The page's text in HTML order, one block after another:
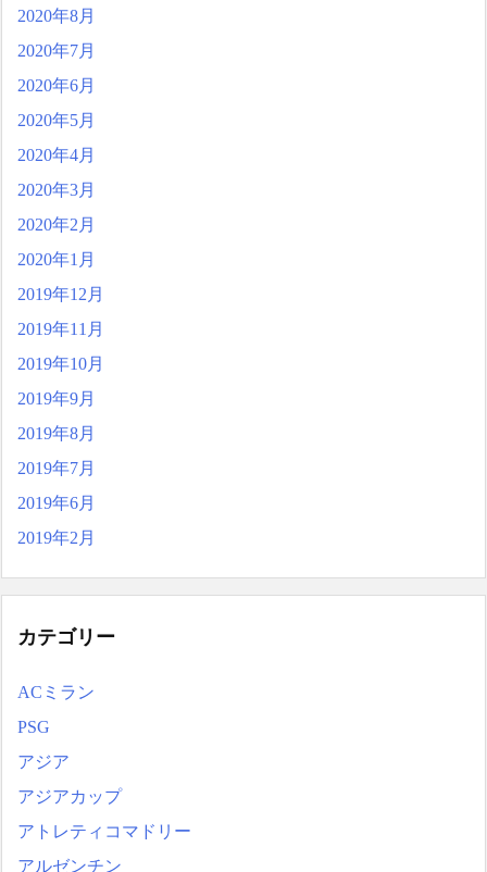
2020年8月
2020年7月
2020年6月
2020年5月
2020年4月
2020年3月
2020年2月
2020年1月
2019年12月
2019年11月
2019年10月
2019年9月
2019年8月
2019年7月
2019年6月
2019年2月
カテゴリー
ACミラン
PSG
アジア
アジアカップ
アトレティコマドリー
アルゼンチン